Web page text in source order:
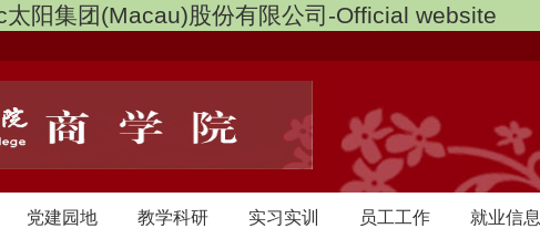
阳集团(Macau)股份有限公司-Official website
党建园地 教学科研 实习实训 员工工作 就业信息